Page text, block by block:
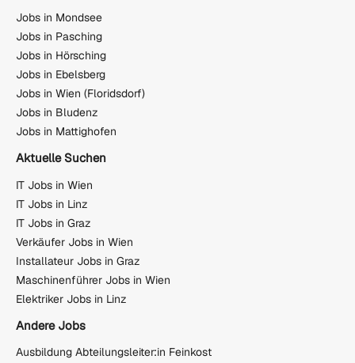
Jobs in Mondsee
Jobs in Pasching
Jobs in Hörsching
Jobs in Ebelsberg
Jobs in Wien (Floridsdorf)
Jobs in Bludenz
Jobs in Mattighofen
Aktuelle Suchen
IT Jobs in Wien
IT Jobs in Linz
IT Jobs in Graz
Verkäufer Jobs in Wien
Installateur Jobs in Graz
Maschinenführer Jobs in Wien
Elektriker Jobs in Linz
Andere Jobs
Ausbildung Abteilungsleiter:in Feinkost